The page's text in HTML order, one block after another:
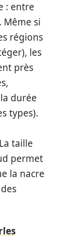
: entre
Même si
régions
les
près
durée
types).
taille
permet
la nacre